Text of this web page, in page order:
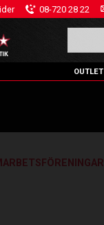
08-720 28 22
OUTLET